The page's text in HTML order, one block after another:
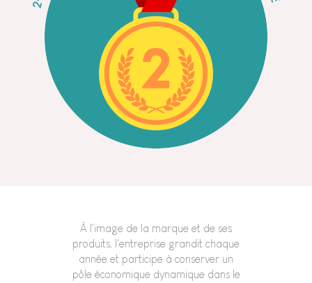
À l'image de la marque et de ses
produits, l'entreprise grandit chaque
année et participe à conserver un
pôle économique dynamique dans le